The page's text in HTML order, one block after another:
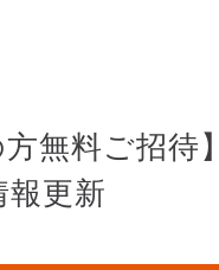
方無料ご招
更新